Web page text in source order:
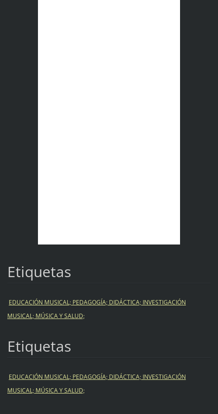
Etiquetas
EDUCACIÓN MUSICAL; PEDAGOGÍA; DIDÁCTICA; INVESTIGACIÓN
MUSICAL; MÚSICA Y SALUD;
Etiquetas
EDUCACIÓN MUSICAL; PEDAGOGÍA; DIDÁCTICA; INVESTIGACIÓN
MUSICAL; MÚSICA Y SALUD;